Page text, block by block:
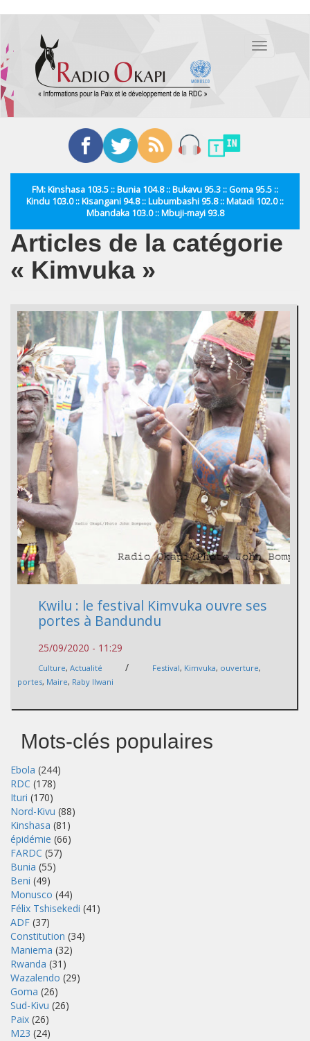
contenu
principal
Toggle
FM: Kinshasa 103.5 :: Bunia 104.8 :: Bukavu 95.3 :: Goma 95.5 ::
Kindu 103.0 :: Kisangani 94.8 :: Lubumbashi 95.8 :: Matadi 102.0 ::
Mbandaka 103.0 :: Mbuji-mayi 93.8
Articles de la catégorie
« Kimvuka »
Kwilu : le festival Kimvuka ouvre ses
portes à Bandundu
25/09/2020 - 11:29
Culture, Actualité / Festival, Kimvuka, ouverture,
portes, Maire, Raby Ilwani
Mots-clés populaires
Ebola (244)
RDC (178)
Ituri (170)
Nord-Kivu (88)
Kinshasa (81)
épidémie (66)
FARDC (57)
Bunia (55)
Beni (49)
Monusco (44)
Félix Tshisekedi (41)
ADF (37)
Constitution (34)
Maniema (32)
Rwanda (31)
Wazalendo (29)
Goma (26)
Sud-Kivu (26)
Paix (26)
M23 (24)